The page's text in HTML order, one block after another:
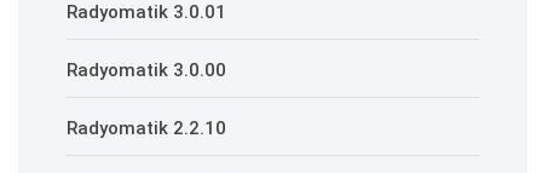
Radyomatik 3.0.01
Radyomatik 3.0.00
Radyomatik 2.2.10